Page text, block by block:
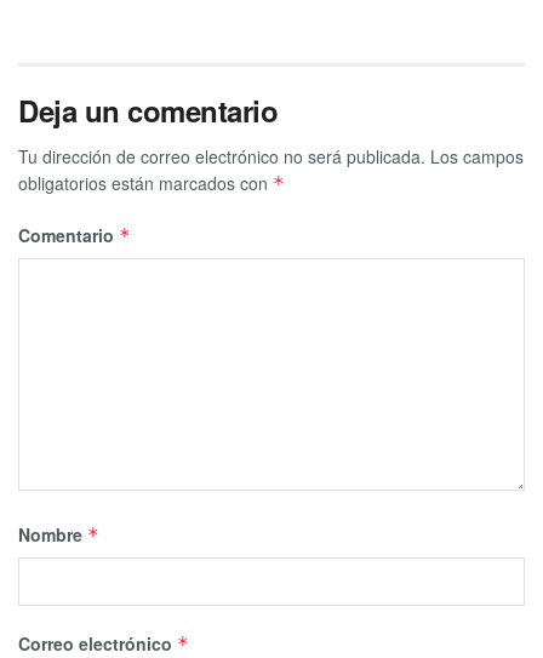
Deja un comentario
Tu dirección de correo electrónico no será publicada. Los campos
obligatorios están marcados con *
Comentario *
Nombre *
Correo electrónico *